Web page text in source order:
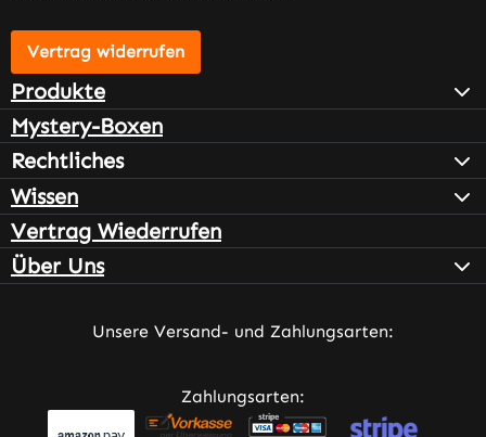
Vertrag widerrufen
Produkte
Mystery-Boxen
Rechtliches
Wissen
Vertrag Wiederrufen
Über Uns
Unsere Versand- und Zahlungsarten:
Zahlungsarten: